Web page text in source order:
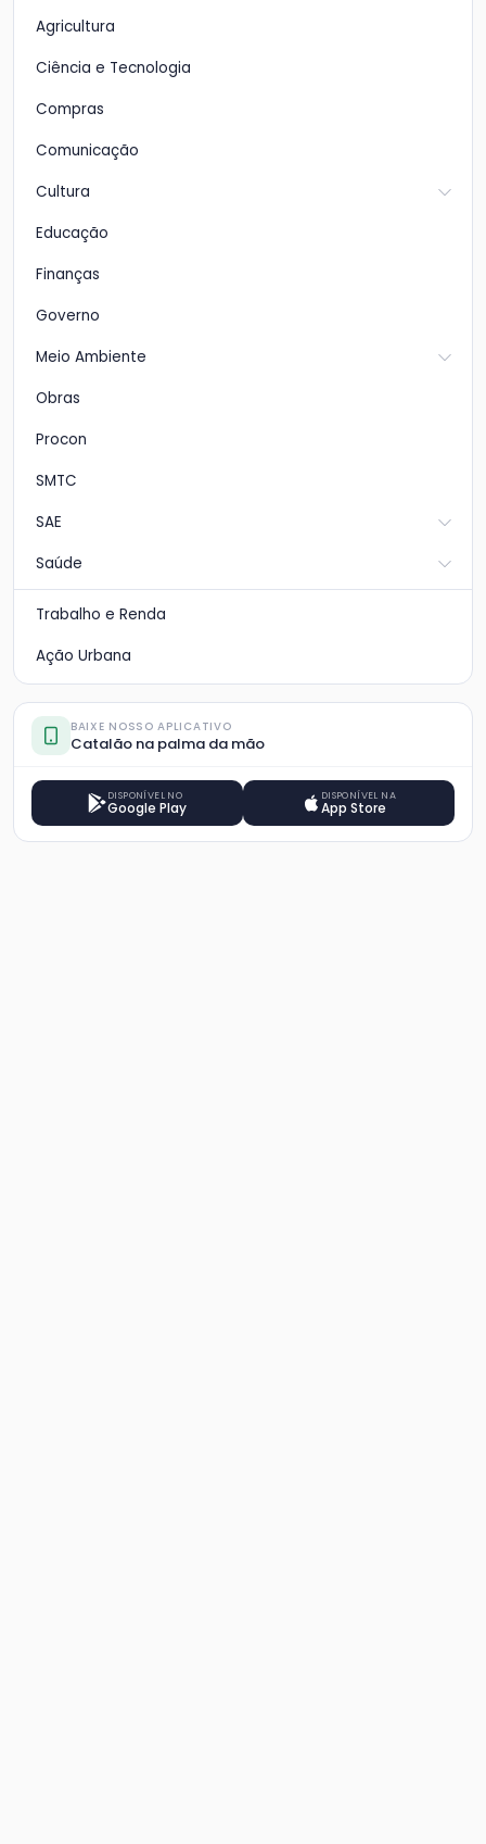
Agricultura
Ciência e Tecnologia
Compras
Comunicação
Cultura
Educação
Finanças
Governo
Meio Ambiente
Obras
Procon
SMTC
SAE
Saúde
Trabalho e Renda
Ação Urbana
BAIXE NOSSO APLICATIVO
Catalão na palma da mão
DISPONÍVEL NO
Google Play
DISPONÍVEL NA
App Store